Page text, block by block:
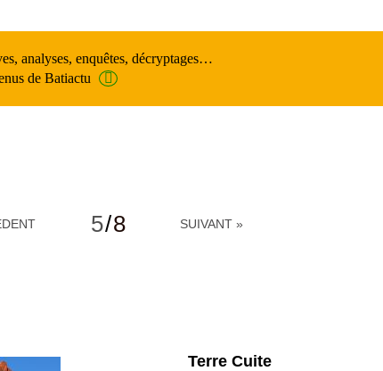
analyses, enquêtes, décryptages…
de Batiactu
5/8 SUIVANT »
Parking et garages